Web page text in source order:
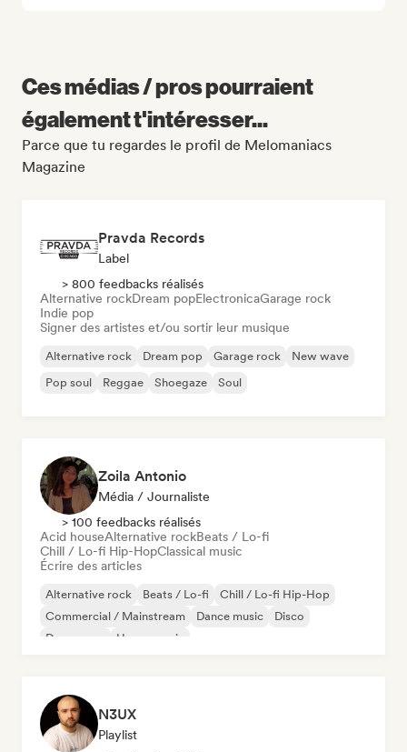
Ces médias / pros pourraient
également t'intéresser...
Parce que tu regardes le profil de Melomaniacs
Magazine
Pravda Records
Label
> 800 feedbacks réalisés
Alternative rockDream popElectronicaGarage rock
Indie pop
Signer des artistes et/ou sortir leur musique
Alternative rock Dream pop Garage rock
New wave
Pop soul
Reggae Shoegaze Soul
Zoila Antonio
Média / Journaliste
> 100 feedbacks réalisés
Acid houseAlternative rockBeats / Lo-fi
Chill / Lo-fi Hip-HopClassical music
Écrire des articles
Alternative rock Beats / Lo-fi
Chill / Lo-fi Hip-Hop
Commercial / Mainstream
Dance music
Disco
Dream pop
House music
N3UX
Playlist